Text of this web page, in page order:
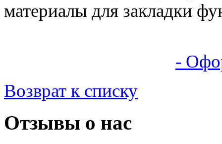
материалы для закладки
-
Возврат к списку
Отзывы о нас